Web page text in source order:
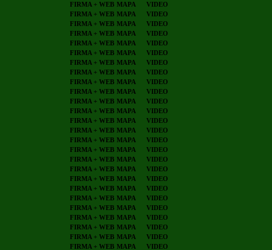
FIRMA + WEB MAPA
VIDEO
FIRMA + WEB MAPA
VIDEO
FIRMA + WEB MAPA
VIDEO
FIRMA + WEB MAPA
VIDEO
FIRMA + WEB MAPA
VIDEO
FIRMA + WEB MAPA
VIDEO
FIRMA + WEB MAPA
VIDEO
FIRMA + WEB MAPA
VIDEO
FIRMA + WEB MAPA
VIDEO
FIRMA + WEB MAPA
VIDEO
FIRMA + WEB MAPA
VIDEO
FIRMA + WEB MAPA
VIDEO
FIRMA + WEB MAPA
VIDEO
FIRMA + WEB MAPA
VIDEO
FIRMA + WEB MAPA
VIDEO
FIRMA + WEB MAPA
VIDEO
FIRMA + WEB MAPA
VIDEO
FIRMA + WEB MAPA
VIDEO
FIRMA + WEB MAPA
VIDEO
FIRMA + WEB MAPA
VIDEO
FIRMA + WEB MAPA
VIDEO
FIRMA + WEB MAPA
VIDEO
FIRMA + WEB MAPA
VIDEO
FIRMA + WEB MAPA
VIDEO
FIRMA + WEB MAPA
VIDEO
FIRMA + WEB MAPA
VIDEO